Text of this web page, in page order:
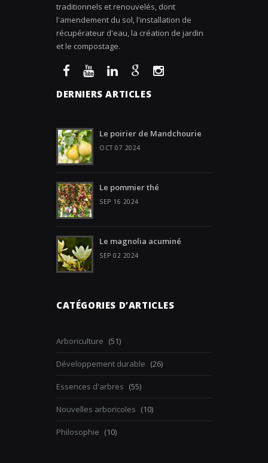
traditionnels et renouvelés, dont
l'amendement du sol, l'installation de
récupérateur d'eau, la création de jardin
et le compostage.
DERNIERS ARTICLES
Le poirier de Mandchourie
OCT 07 2024
Le pommier thé
SEP 16 2024
Le magnolia acuminé
SEP 02 2024
CATÉGORIES D’ARTICLES
Arboriculture (51)
Développement durable (26)
Essences d'arbres (55)
Nouvelles arboricoles (10)
Philosophie (10)